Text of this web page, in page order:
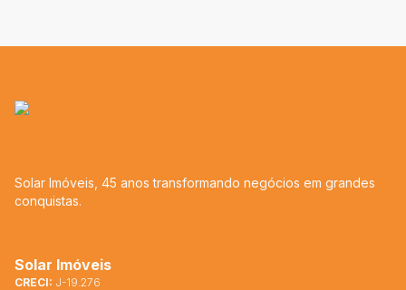
Solar Imóveis, 45 anos transformando negócios em grandes
conquistas.
Solar Imóveis
CRECI: J-19.276